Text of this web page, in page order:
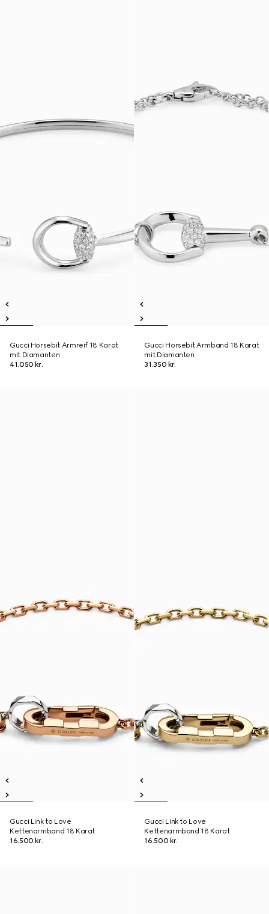
Gucci Horsebit Armreif 18 Karat
mit Diamanten
41.050 kr.
Gucci Horsebit Armband 18 Karat
mit Diamanten
31.350 kr.
Gucci Link to Love
Kettenarmband 18 Karat
16.500 kr.
Gucci Link to Love
Kettenarmband 18 Karat
16.500 kr.